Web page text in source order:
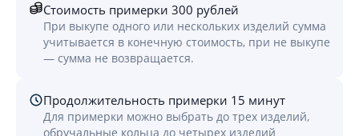
Стоимость примерки 300 рублей
При выкупе одного или нескольких изделий сумма
учитывается в конечную стоимость, при не выкупе
— сумма не возвращается.
Продолжительность примерки 15 минут
Для примерки можно выбрать до трех изделий,
обручальные кольца до четырех изделий